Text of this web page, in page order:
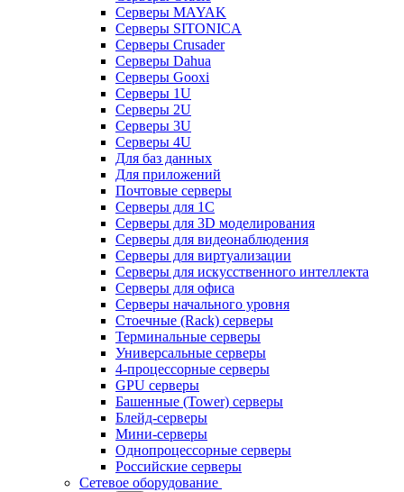
Серверы MAYAK
Серверы SITONICA
Серверы Crusader
Серверы Dahua
Серверы Gooxi
Серверы 1U
Серверы 2U
Серверы 3U
Серверы 4U
Для баз данных
Для приложений
Почтовые серверы
Серверы для 1С
Серверы для 3D моделирования
Серверы для видеонаблюдения
Серверы для виртуализации
Серверы для искусственного интеллекта
Серверы для офиса
Серверы начального уровня
Стоечные (Rack) серверы
Терминальные серверы
Универсальные серверы
4-процессорные серверы
GPU серверы
Башенные (Tower) серверы
Блейд-серверы
Мини-серверы
Однопроцессорные серверы
Российские серверы
Сетевое оборудование